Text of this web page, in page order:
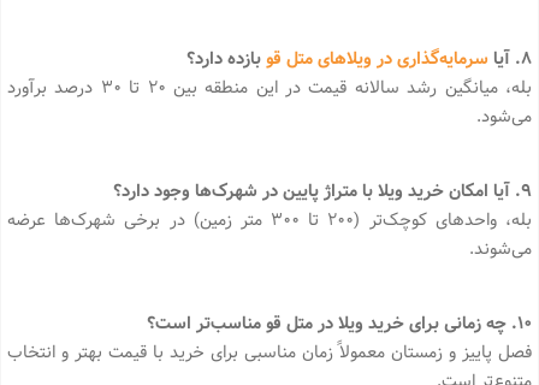
8. آیا سرمایه‌گذاری در ویلاهای متل قوبازده دارد؟
بله، میانگین رشد سالانه قیمت در این منطقه بین ۲۰ تا ۳۰ درصد برآورد
می‌شود.
9. آیا امکان خرید ویلا با متراژ پایین در شهرک‌ها وجود دارد؟
بله، واحدهای کوچک‌تر (۲۰۰ تا ۳۰۰ متر زمین) در برخی شهرک‌ها عرضه
می‌شوند.
10. چه زمانی برای خرید ویلا در متل قو مناسب‌تر است؟
فصل پاییز و زمستان معمولاً زمان مناسبی برای خرید با قیمت بهتر و انتخاب